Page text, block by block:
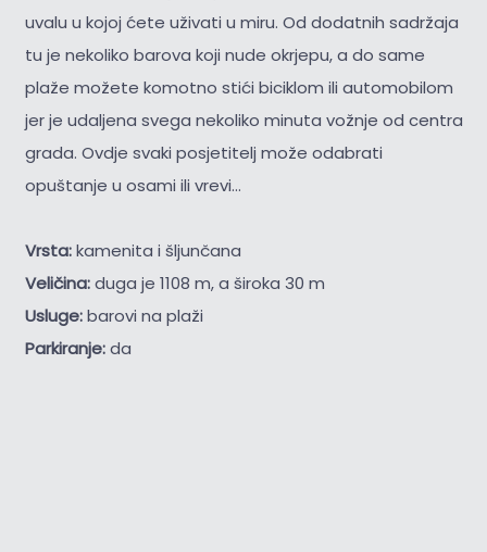
uvalu u kojoj ćete uživati u miru. Od dodatnih sadržaja
tu je nekoliko barova koji nude okrjepu, a do same
plaže možete komotno stići biciklom ili automobilom
jer je udaljena svega nekoliko minuta vožnje od centra
grada. Ovdje svaki posjetitelj može odabrati
opuštanje u osami ili vrevi...
Vrsta:kamenita i šljunčana
Veličina:duga je 1108 m, a široka 30 m
Usluge:barovi na plaži
Parkiranje:da